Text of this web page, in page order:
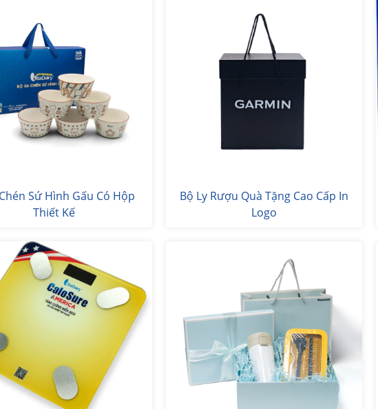
Sứ Hình Gấu Có Hộp
Thiết Kế
Bộ Ly Rượu Quà Tặng Cao Cấp In
Logo